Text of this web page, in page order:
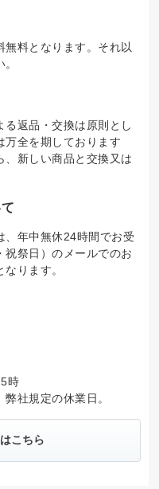
料となります。それ以
返品・交換は原則とし
万全を期しております
新しい商品と交換又は
、年中無休24時間でお受
祝祭日）のメールでのお
ります。
時
社規定の休業日。
こちら